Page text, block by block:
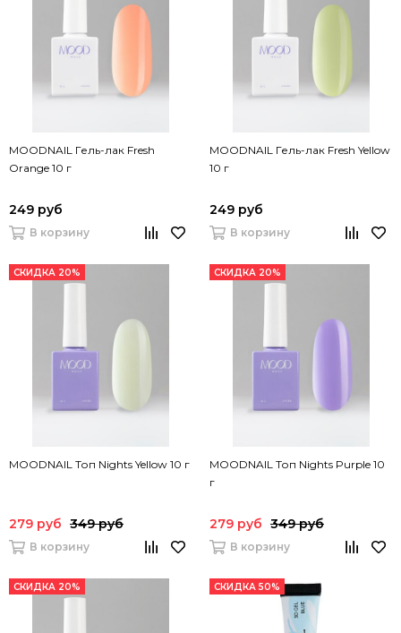
MOODNAIL Гель-лак Fresh
Orange 10 г
249 руб
В корзину
MOODNAIL Гель-лак Fresh Yellow
10 г
249 руб
В корзину
СКИДКА 20%
MOODNAIL Топ Nights Yellow 10 г
279 руб 349 руб
В корзину
СКИДКА 20%
MOODNAIL Топ Nights Purple 10
г
279 руб 349 руб
В корзину
СКИДКА 20% СКИДКА 50%